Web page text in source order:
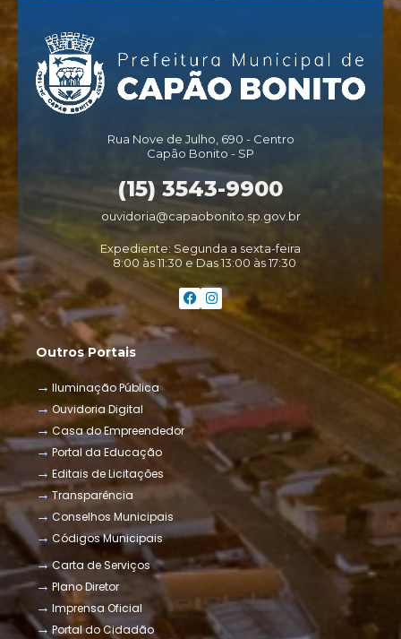
Rua Nove de Julho, 690 - Centro
Capão Bonito - SP
(15) 3543-9900
ouvidoria@capaobonito.sp.gov.br
Expediente: Segunda a sexta-feira
8:00 às 11:30 e Das 13:00 às 17:30
Outros Portais
Iluminação Pública
Ouvidoria Digital
Casa do Empreendedor
Portal da Educação
Editais de Licitações
Transparência
Conselhos Municipais
Códigos Municipais
Carta de Serviços
Plano Diretor
Imprensa Oficial
Portal do Cidadão